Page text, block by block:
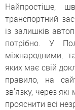
Найпростіше,
транспортний
із залишків
потрібно. У
міжнародними,
яких має свій
правило, на
зв'язку, через
прояснити всі